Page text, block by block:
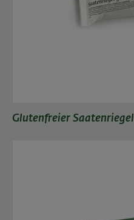
Glutenfreier Saatenriegel